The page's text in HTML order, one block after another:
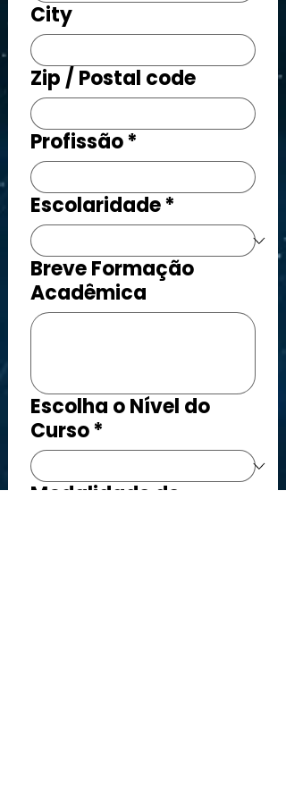
City
Zip / Postal code
Profissão*
Escolaridade*
Breve Formação
Acadêmica
Escolha o Nível do
Curso*
Modalidade de